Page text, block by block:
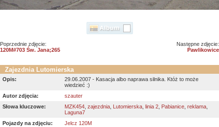
Poprzednie zdjęcie:
120M#703 Św. Jana;265
Następne zdjęcie:
Pawlikowice
Zajezdnia Lutomierska
Opis:
29.06.2007 - Kasacja albo naprawa silnika. Któż to może
wiedzieć :)
Autor zdjęcia:
szauter
Słowa kluczowe:
MZK454 zajezdnia Lutomierska linia 2 Pabianice reklama
Laguna7
Pojazdy na zdjęciu:
Jelcz 120M